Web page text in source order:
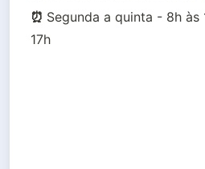
⏰ Segunda a quinta - 8h
17h